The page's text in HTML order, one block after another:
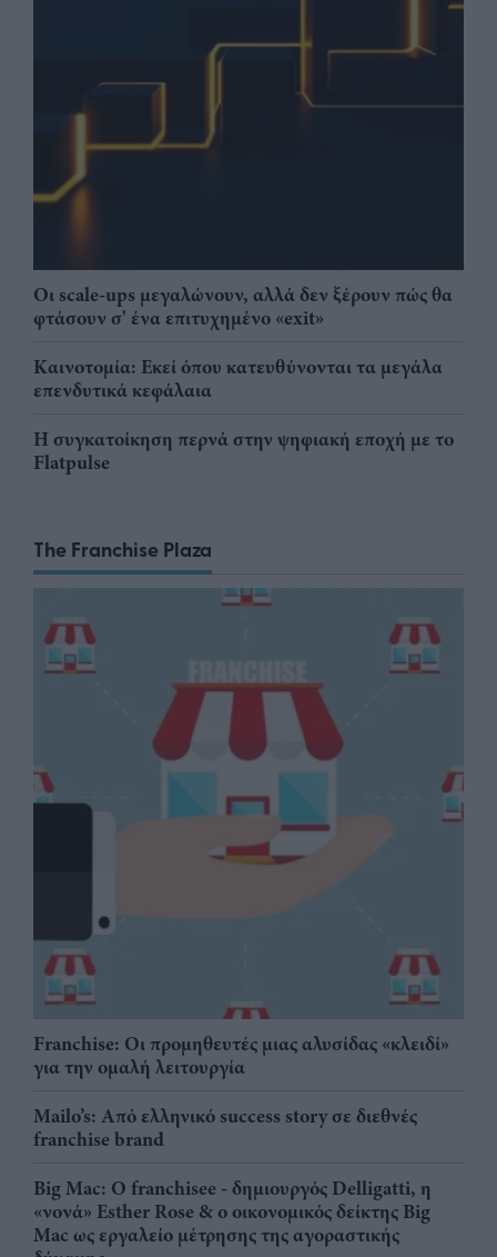
Οι scale-ups μεγαλώνουν, αλλά δεν ξέρουν πώς θα
φτάσουν σ' ένα επιτυχημένο «exit»
Καινοτομία: Εκεί όπου κατευθύνονται τα μεγάλα
επενδυτικά κεφάλαια
Η συγκατοίκηση περνά στην ψηφιακή εποχή με το
Flatpulse
The Franchise Plaza
Franchise: Οι προμηθευτές μιας αλυσίδας «κλειδί»
για την ομαλή λειτουργία
Mailo’s: Από ελληνικό success story σε διεθνές
franchise brand
Big Mac: Ο franchisee - δημιουργός Delligatti, η
«νονά» Esther Rose & ο οικονομικός δείκτης Big
Mac ως εργαλείο μέτρησης της αγοραστικής